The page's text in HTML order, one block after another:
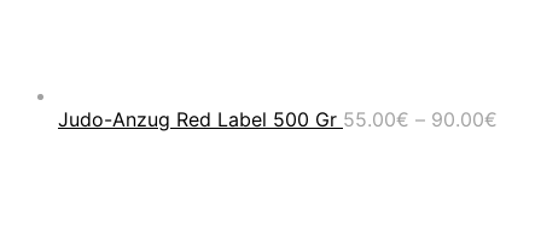
Judo-Anzug Red Label 500 Gr 55.00€ – 90.00€